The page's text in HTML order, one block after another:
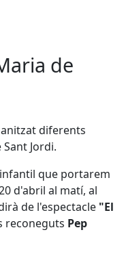
de
diferents
Jordi.
que portarem
d'abril al matí, al
de l'espectacle "El
reconeguts Pep